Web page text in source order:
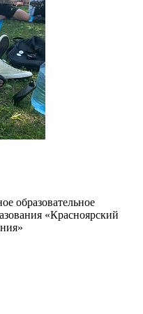
образовательное
«Красноярский